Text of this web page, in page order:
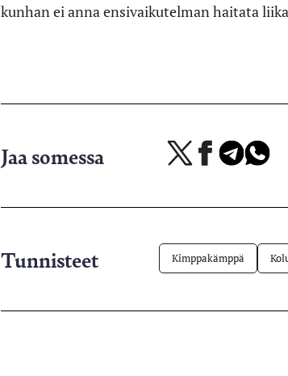
kunhan ei anna ensivaikutelman haitata
Jaa somessa
Jaa
palvelussa
Jaa Jaa Jaa
Tunnisteet Kimppakämppä